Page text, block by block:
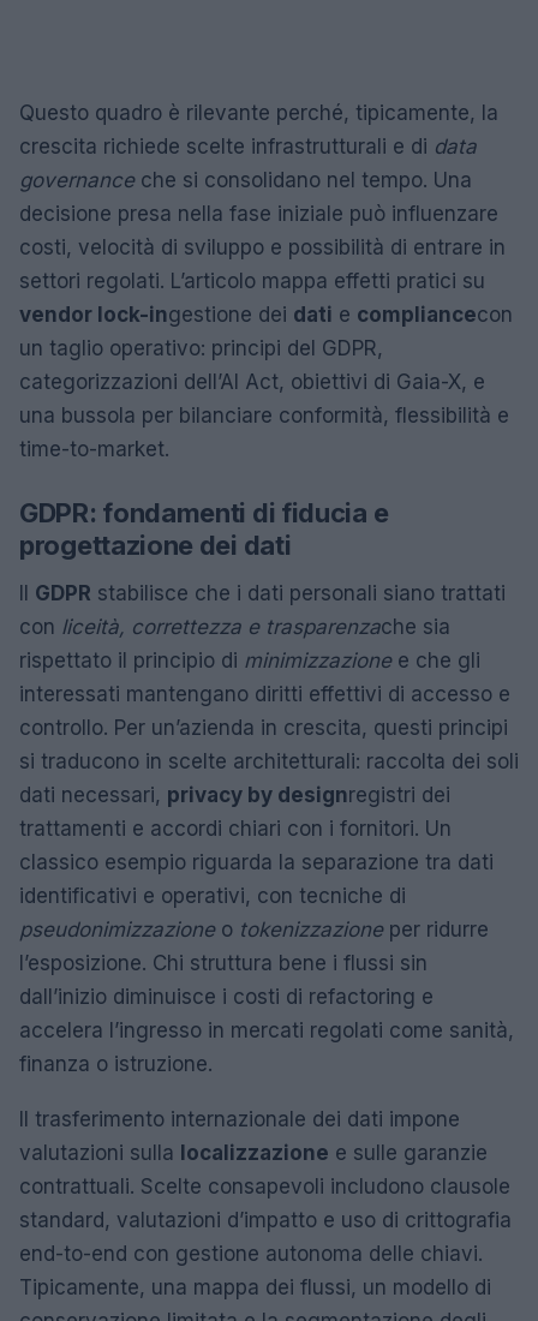
Questo quadro è rilevante perché, tipicamente, la
crescita richiede scelte infrastrutturali e di data
governanceche si consolidano nel tempo. Una
decisione presa nella fase iniziale può influenzare
costi, velocità di sviluppo e possibilità di entrare in
settori regolati. L’articolo mappa effetti pratici su
vendor lock-ingestione dei dati e compliancecon
un taglio operativo: principi del GDPR,
categorizzazioni dell’AI Act, obiettivi di Gaia-X, e
una bussola per bilanciare conformità, flessibilità e
time-to-market.
GDPR: fondamenti di fiducia e
progettazione dei dati
GDPR stabilisce che i dati personali siano trattati
con liceità, correttezza e trasparenzache sia
rispettato il principio di minimizzazionee che gli
interessati mantengano diritti effettivi di accesso e
controllo. Per un’azienda in crescita, questi principi
si traducono in scelte architetturali: raccolta dei soli
dati necessari, privacy by designregistri dei
trattamenti e accordi chiari con i fornitori. Un
classico esempio riguarda la separazione tra dati
identificativi e operativi, con tecniche di
pseudonimizzazioneo tokenizzazioneper ridurre
l’esposizione. Chi struttura bene i flussi sin
dall’inizio diminuisce i costi di refactoring e
accelera l’ingresso in mercati regolati come sanità,
finanza o istruzione.
Il trasferimento internazionale dei dati impone
valutazioni sulla localizzazione e sulle garanzie
contrattuali. Scelte consapevoli includono clausole
standard, valutazioni d’impatto e uso di crittografia
end-to-end con gestione autonoma delle chiavi.
Tipicamente, una mappa dei flussi, un modello di